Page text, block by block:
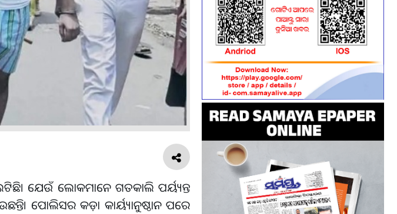
ଯେଉଁ ଲୋକମାନେ ଗତକାଲି ପର୍ୟ୍ୟନ୍ତ
ପୋଲିସର କଡ଼ା କାର୍ୟ୍ୟାନୁଷ୍ଠାନ ପରେ